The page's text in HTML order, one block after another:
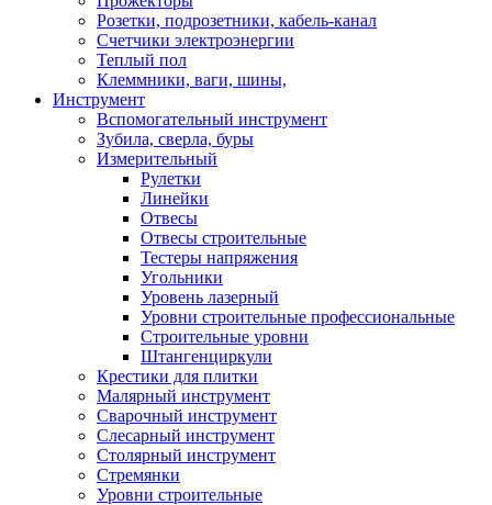
Розетки, подрозетники, кабель-канал
Счетчики электроэнергии
Теплый пол
Клеммники, ваги, шины,
Инструмент
Вспомогательный инструмент
Зубила, сверла, буры
Измерительный
Рулетки
Линейки
Отвесы
Отвесы строительные
Тестеры напряжения
Угольники
Уровень лазерный
Уровни строительные профессиональные
Строительные уровни
Штангенциркули
Крестики для плитки
Малярный инструмент
Сварочный инструмент
Слесарный инструмент
Столярный инструмент
Стремянки
Уровни строительные